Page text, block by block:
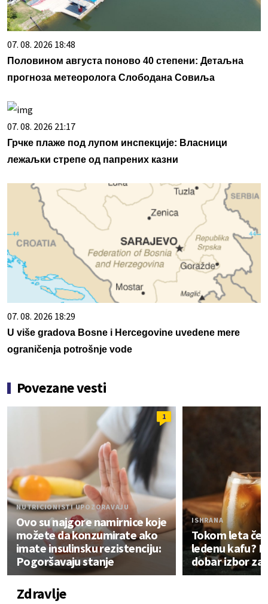
07. 08. 2026 18:48
Половином августа поново 40 степени: Детаљна
прогноза метеоролога Слободана Совиља
07. 08. 2026 21:17
Грчке плаже под лупом инспекције: Власници
лежаљки стрепе од папрених казни
07. 08. 2026 18:29
U više gradova Bosne i Hercegovine uvedene mere
ograničenja potrošnje vode
Povezane vesti
1
NUTRICIONISTI UPOZORAVAJU
Ovo su najgore namirnice koje
možete da konzumirate ako
imate insulinsku rezistenciju:
Pogoršavaju stanje
ISHRANA
Tokom leta
ledenu kafu?
dobar izbor za
Zdravlje